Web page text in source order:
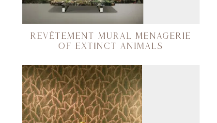
REVÊTEMENT MURAL MENAGERIE
OF EXTINCT ANIMALS